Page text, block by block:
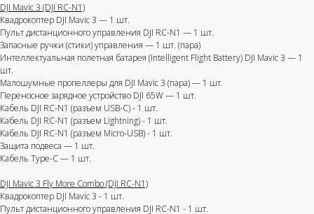
DJI Mavic 3 (DJI RC-N1)
Квадрокоптер DJI Mavic 3 — 1 шт.
Пульт дистанционного управления DJI RC-N1 — 1 шт.
Запасные ручки (стики) управления — 1 шт. (пара)
Интеллектуальная полетная батарея (Intelligent Flight Battery) DJI Mavic 3 — 1
шт.
Малошумные пропеллеры для DJI Mavic 3 (пара) — 1 шт.
Переносное зарядное устройство DJI 65W — 1 шт.
​​Кабель DJI RC-N1 (разъем USB-C) - 1 шт.
Кабель DJI RC-N1 (разъем Lightning) - 1 шт.
Кабель DJI RC-N1 (разъем Micro-USB) - 1 шт.
Защита подвеса — 1 шт.
Кабель Type-C — 1 шт.
DJI Mavic 3 Fly More Combo (DJI RC-N1)
Квадрокоптер DJI Mavic 3 - 1 шт.
Пульт дистанционного управления DJI RC-N1 - 1 шт.
+7
Я принимаю условия передачи
информации